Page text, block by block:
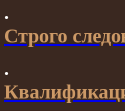
.
Строго
.